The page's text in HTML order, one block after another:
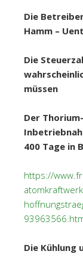
Die
Hamm –
Die
müssen
Der
400 Tage in
https://
Die Kühlung